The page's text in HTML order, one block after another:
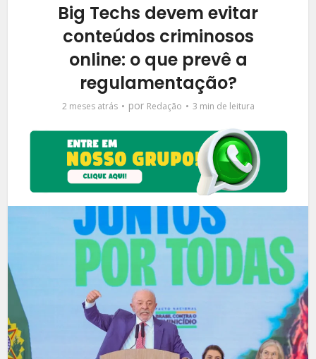
Big Techs devem evitar
conteúdos criminosos
online: o que prevê a
regulamentação?
2 meses atrás por Redação 3 min de leitura